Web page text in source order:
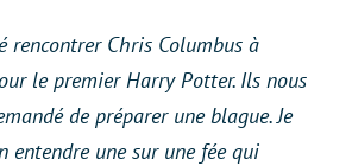
rencontrer Chris Columbus à
le premier Harry Potter. Ils nous
de préparer une blague. Je
entendre une sur une fée qui